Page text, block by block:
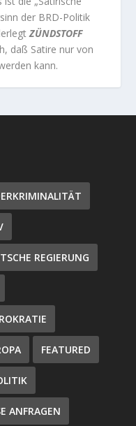
der BRD-Politik
ZÜNDSTOFF
daß Satire nur von
kann.
REGIERUNG
FEATURED
ANFRAGEN